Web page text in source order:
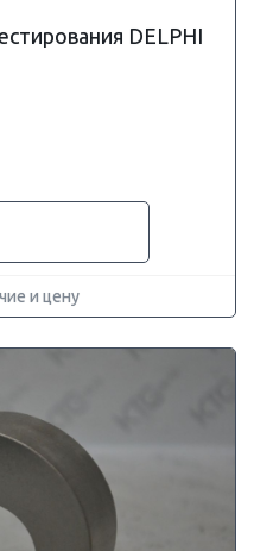
DELPHI
и цену